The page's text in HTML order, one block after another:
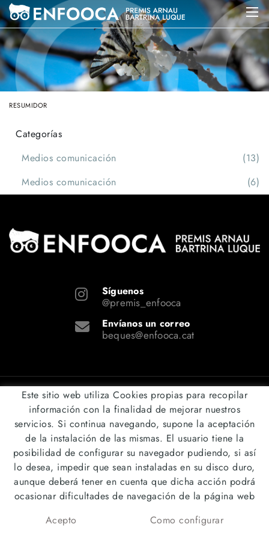
RESUMIDOR
Categorías
Medios comunicación
(13)
Medios comunicación
(6)
Síguenos
@premis_enfooca
Envíanos un correo
beques@enfooca.cat
POLÍTICA DE COOKIES AVISO LEGAL
CONDICIONES
DISTRIBUIDO POR:
MICROLÒGIC, SLU
Este sitio web utiliza Cookies propias para recopilar
información con la finalidad de mejorar nuestros
servicios. Si continua navegando, supone la aceptación
de la instalación de las mismas. El usuario tiene la
posibilidad de configurar su navegador pudiendo, si así
lo desea, impedir que sean instaladas en su disco duro,
aunque deberá tener en cuenta que dicha acción podrá
ocasionar dificultades de navegación de la página web
Acepto
Como configurar